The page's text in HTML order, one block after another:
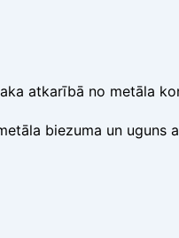
atkarībā no metāla
biezuma un